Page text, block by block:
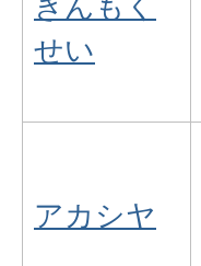
せい
アカシヤ